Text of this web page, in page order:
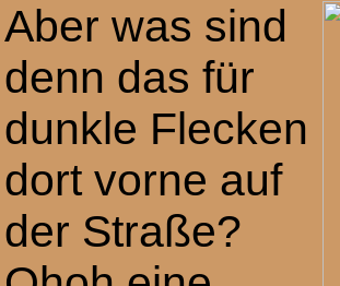
Aber was sind
denn das für
dunkle Flecken
dort vorne auf
der Straße?